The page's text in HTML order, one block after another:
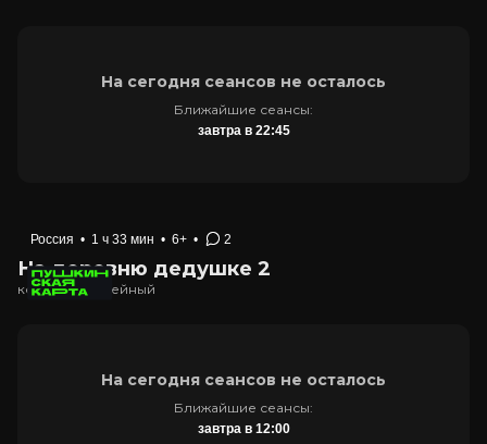
На сегодня сеансов не осталось
Ближайшие сеансы:
завтра в 22:45
Россия • 1 ч 33 мин • 6+ • 2
На деревню дедушке 2
комедия, семейный
На сегодня сеансов не осталось
Ближайшие сеансы:
завтра в 12:00